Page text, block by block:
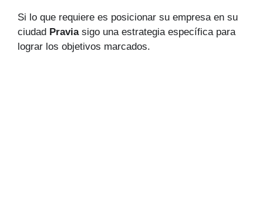
Si lo que requiere es posicionar su empresa en su
ciudad Praviasigo una estrategia específica para
lograr los objetivos marcados.